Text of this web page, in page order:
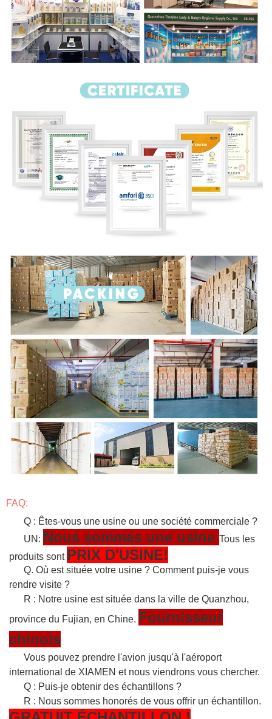
FAQ:
Q : Êtes-vous une usine ou une société commerciale ?
UN: Nous sommes une usine Tous les
produits sont PRIX D'USINE!
Q. Où est située votre usine ? Comment puis-je vous
rendre visite ?
R : Notre usine est située dans la ville de Quanzhou,
province du Fujian, en Chine. Fournisseur
chinois
Vous pouvez prendre l'avion jusqu'à l'aéroport
international de XIAMEN et nous viendrons vous chercher.
Q : Puis-je obtenir des échantillons ?
R : Nous sommes honorés de vous offrir un échantillon.